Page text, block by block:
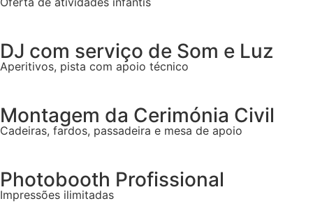
DJ com serviço de Som e Luz
Aperitivos, pista com apoio técnico
Montagem da Cerimónia Civil
Cadeiras, fardos, passadeira e mesa de apoio
Photobooth Profissional
Impressões ilimitadas